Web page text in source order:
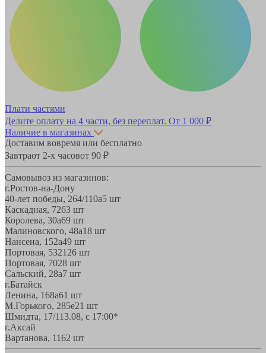
Плати частями
Делите оплату на 4 части, без переплат. От 1 000 ₽
Наличие в магазинах
Доставим вовремя или бесплатно
Завтраот 2-х часовот 90 ₽
Самовывоз из магазинов:
г.Ростов-на-Дону
40-лет победы, 264/110а5 шт
Каскадная, 7263 шт
Королева, 30а69 шт
Малиновского, 48а18 шт
Нансена, 152а49 шт
Портовая, 532126 шт
Портовая, 7028 шт
Сальский, 28a7 шт
г.Батайск
Ленина, 168а61 шт
М.Горького, 285е21 шт
Шмидта, 17/113.08, с 17:00*
г.Аксай
Вартанова, 1162 шт